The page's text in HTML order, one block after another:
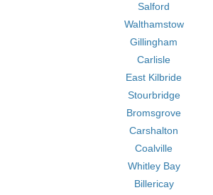
Salford
Walthamstow
Gillingham
Carlisle
East Kilbride
Stourbridge
Bromsgrove
Carshalton
Coalville
Whitley Bay
Billericay